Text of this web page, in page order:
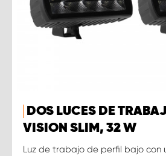
DOS LUCES DE
VISION SLIM, 32 W
Luz de trabajo de perfil bajo con